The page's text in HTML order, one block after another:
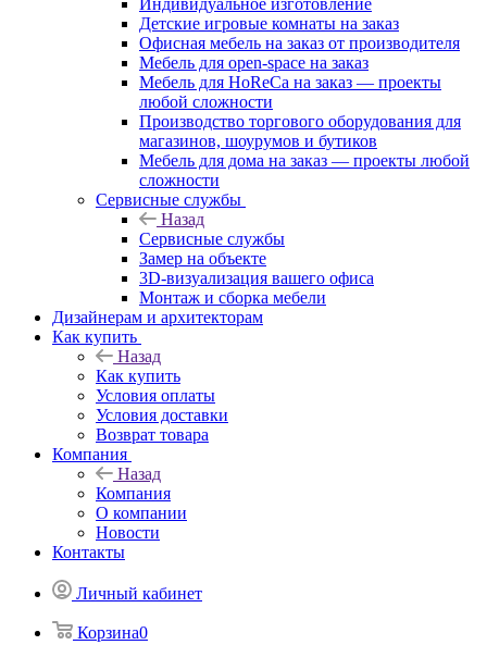
Индивидуальное изготовление
Детские игровые комнаты на заказ
Офисная мебель на заказ от производителя
Мебель для open-space на заказ
Мебель для HoReCa на заказ — проекты
любой сложности
Производство торгового оборудования для
магазинов, шоурумов и бутиков
Мебель для дома на заказ — проекты любой
сложности
Сервисные службы
Назад
Сервисные службы
Замер на объекте
3D-визуализация вашего офиса
Монтаж и сборка мебели
Дизайнерам и архитекторам
Как купить
Назад
Как купить
Условия оплаты
Условия доставки
Возврат товара
Компания
Назад
Компания
О компании
Новости
Контакты
Личный кабинет
Корзина0